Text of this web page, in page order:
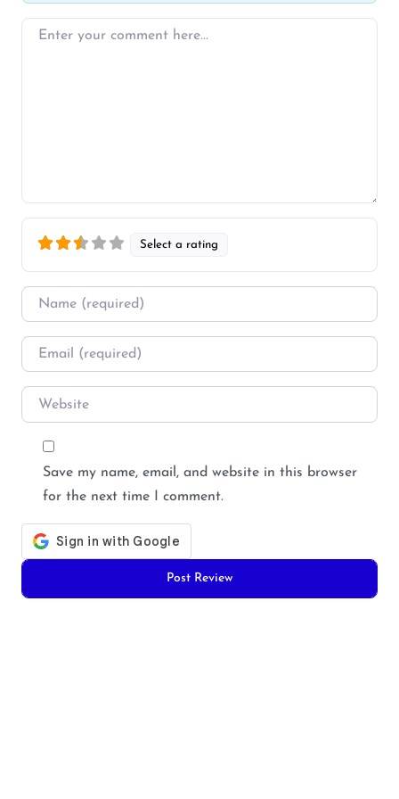
Enter your comment here…
Select a rating
Name
Email
Website
Save my name, email, and website in this browser
for the next time I comment.